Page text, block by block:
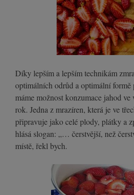
Díky lepším a lepším technikám
optimálních odrůd a optimální
máme možnost konzumace jahod
rok. Jedna z mrazíren, která je ve
připravuje jako celé plody, plátky a
hlásá slogan: „… čerstvější, než
místě, řekl bych.